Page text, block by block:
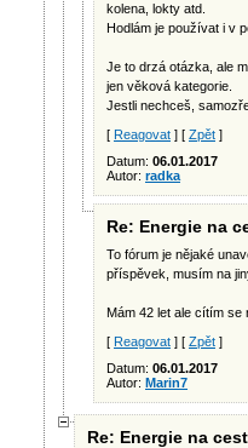
kolena, lokty atd.
Hodlám je používat i v
Je to drzá otázka, ale
jen věková kategorie.
Jestli nechceš,
[ Reagovat ] [ Zpět ]
Datum: 06.01.2017
Autor: radka
Re: Energie na
To fórum je nějaké
příspěvek, musím na
Mám 42 let ale cítím se
[ Reagovat ] [ Zpět ]
Datum: 06.01.2017
Autor: Marin7
Re: Energie na